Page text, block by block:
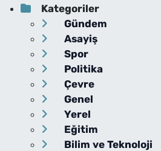
Kategoriler
Gündem
Asayiş
Spor
Politika
Çevre
Genel
Yerel
Eğitim
Bilim ve Teknoloji